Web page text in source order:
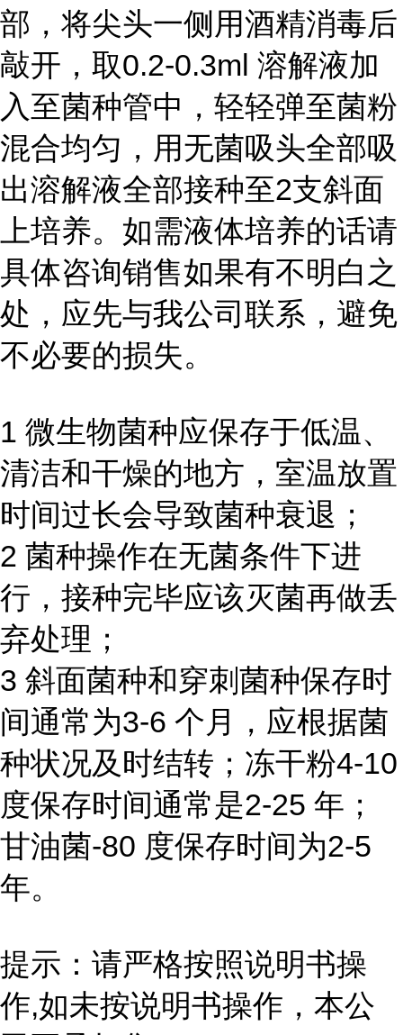
部，将尖头一侧用酒精消毒后
敲开，取0.2-0.3ml 溶解液加
入至菌种管中，轻轻弹至菌粉
混合均匀，用无菌吸头全部吸
出溶解液全部接种至2支斜面
上培养。如需液体培养的话请
具体咨询销售如果有不明白之
处，应先与我公司联系，避免
不必要的损失。
1 微生物菌种应保存于低温、
清洁和干燥的地方，室温放置
时间过长会导致菌种衰退；
2 菌种操作在无菌条件下进
行，接种完毕应该灭菌再做丢
弃处理；
3 斜面菌种和穿刺菌种保存时
间通常为3-6 个月，应根据菌
种状况及时结转；冻干粉4-10
度保存时间通常是2-25 年；
甘油菌-80 度保存时间为2-5
年。
提示：请严格按照说明书操
作,如未按说明书操作，本公